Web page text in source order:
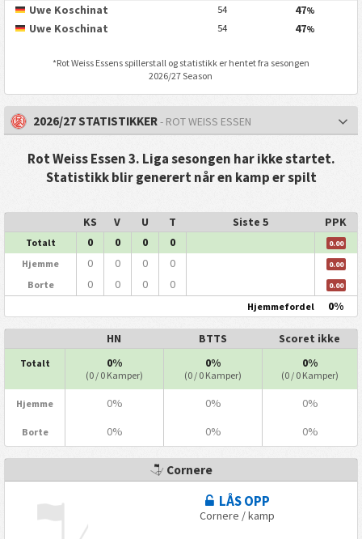
Uwe Koschinat 54 47%
Uwe Koschinat 54 47%
*Rot Weiss Essens spillerstall og statistikk er hentet fra sesongen
2026/27 Season
2026/27 STATISTIKKER- ROT WEISS ESSEN
Rot Weiss Essen 3. Liga sesongen har ikke startet.
Statistikk blir generert når en kamp er spilt
KS V U T Siste 5 PPK
Totalt 0 0 0 0 0.00
Hjemme 0 0 0 0 0.00
Borte 0 0 0 0 0.00
Hjemmefordel 0%
HN BTTS Scoret ikke
Totalt 0%
(0 / 0 Kamper)
0%
(0 / 0 Kamper)
0%
(0 / 0 Kamper)
Hjemme 0% 0% 0%
Borte 0% 0% 0%
Cornere
LÅS OPP
Cornere / kamp